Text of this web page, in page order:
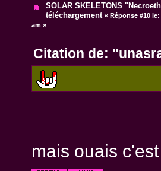
SOLAR SKELETONS
téléchargement «Réponse #10 le:
am »
Citation de:
mais ouais